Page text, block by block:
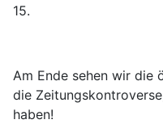
15.
Am Ende sehen wir die
die
haben!